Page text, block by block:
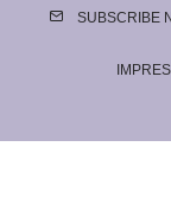
SUBSCRIBE